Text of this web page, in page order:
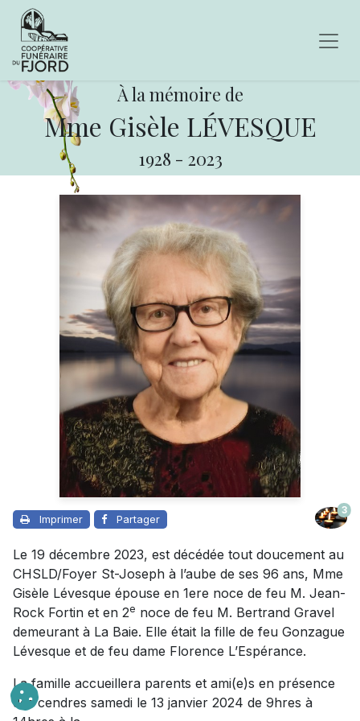
À la mémoire de
Mme Gisèle LÉVESQUE
1928 - 2023
Imprimer Partager
3
Le 19 décembre 2023, est décédée tout doucement au
CHSLD/Foyer St-Joseph à l’aube de ses 96 ans, Mme
Gisèle Lévesque épouse en 1ere noce de feu M. Jean-
Rock Fortin et en 2e noce de feu M. Bertrand Gravel
demeurant à La Baie. Elle était la fille de feu Gonzague
Lévesque et de feu dame Florence L’Espérance.
La famille accueillera parents et ami(e)s en présence
des cendres samedi le 13 janvier 2024 de 9hres à